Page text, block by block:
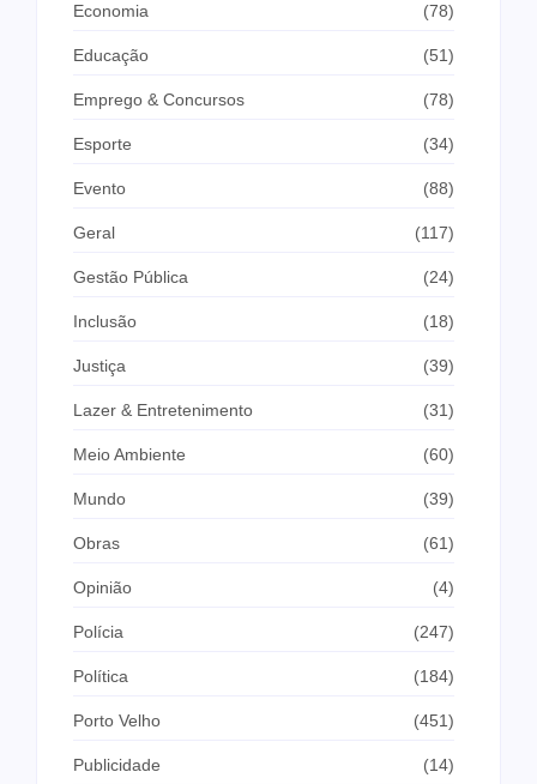
Economia (78)
Educação (51)
Emprego & Concursos (78)
Esporte (34)
Evento (88)
Geral (117)
Gestão Pública (24)
Inclusão (18)
Justiça (39)
Lazer & Entretenimento (31)
Meio Ambiente (60)
Mundo (39)
Obras (61)
Opinião (4)
Polícia (247)
Política (184)
Porto Velho (451)
Publicidade (14)